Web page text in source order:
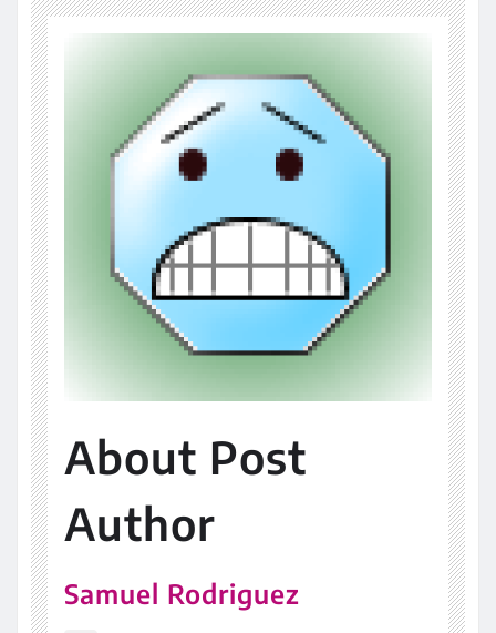
About Post
Author
Samuel Rodriguez